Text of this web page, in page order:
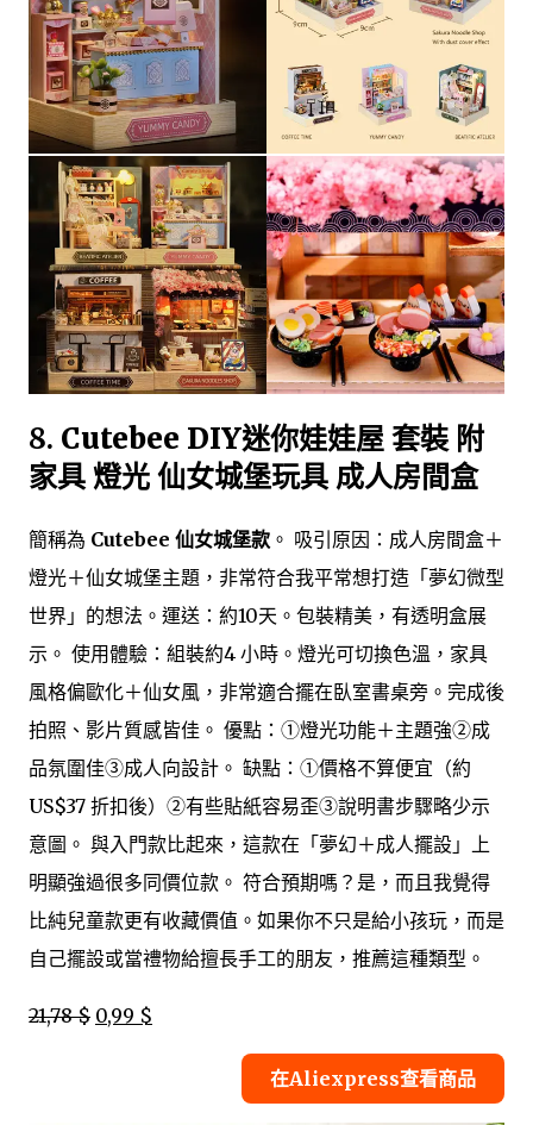
8. Cutebee DIY迷你娃娃屋 套裝 附
家具 燈光 仙女城堡玩具 成人房間盒
簡稱為 Cutebee 仙女城堡款 。 吸引原因：成人房間盒＋
燈光＋仙女城堡主題，非常符合我平常想打造「夢幻微型
世界」的想法。運送：約10天。包裝精美，有透明盒展
示。 使用體驗：組裝約4 小時。燈光可切換色溫，家具
風格偏歐化＋仙女風，非常適合擺在臥室書桌旁。完成後
拍照、影片質感皆佳。 優點：①燈光功能＋主題強②成
品氛圍佳③成人向設計。 缺點：①價格不算便宜（約
US$37 折扣後）②有些貼紙容易歪③說明書步驟略少示
意圖。 與入門款比起來，這款在「夢幻＋成人擺設」上
明顯強過很多同價位款。 符合預期嗎？是，而且我覺得
比純兒童款更有收藏價值。如果你不只是給小孩玩，而是
自己擺設或當禮物給擅長手工的朋友，推薦這種類型。
21,78 $ 0,99 $
在Aliexpress查看商品